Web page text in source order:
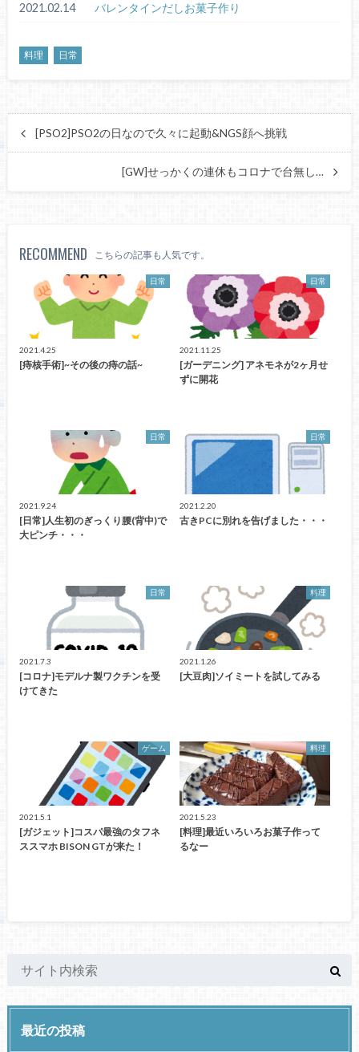
2021.02.14 バレンタインだしお菓子作り
料理 日常
[PSO2]PSO2の日なので久々に起動&NGS顔へ挑戦
[GW]せっかくの連休もコロナで台無し…
RECOMMEND こちらの記事も人気です。
日常
2021.4.25
[痔核手術]~その後の痔の話~
日常
2021.11.25
[ガーデニング] アネモネが2ヶ月せ
ずに開花
日常
2021.9.24
[日常]人生初のぎっくり腰(背中)で
大ピンチ・・・
日常
2021.2.20
古きPCに別れを告げました・・・
日常
2021.7.3
[コロナ]モデルナ製ワクチンを受
けてきた
料理
2021.1.26
[大豆肉]ソイミートを試してみる
ゲーム
2021.5.1
[ガジェット]コスパ最強のタフネ
ススマホ BISON GTが来た！
料理
2021.5.23
[料理]最近いろいろお菓子作って
るなー
最近の投稿